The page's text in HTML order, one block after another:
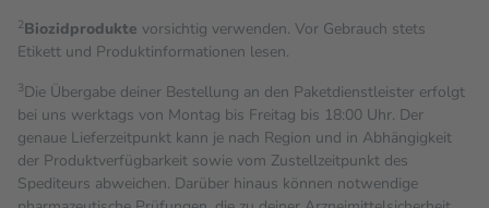
2Biozidprodukte vorsichtig verwenden. Vor Gebrauch stets
Etikett und Produktinformationen lesen.
3Die Übergabe deiner Bestellung an den Paketdienstleister erfolgt
bei uns werktags von Montag bis Freitag bis 18:00 Uhr. Der
genaue Lieferzeitpunkt kann je nach Region und in Abhängigkeit
der Produktverfügbarkeit sowie vom Zustellzeitpunkt des
Spediteurs abweichen. Darüber hinaus können notwendige